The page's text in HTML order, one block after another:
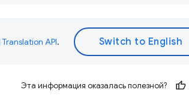
API.
Эта информация оказалась полезной?